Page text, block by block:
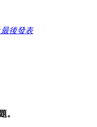
最後發表
。